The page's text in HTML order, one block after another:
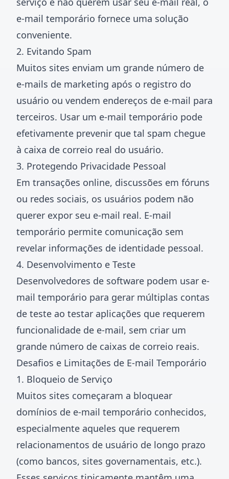
e-mail temporário fornece uma solução
conveniente.
2. Evitando Spam
Muitos sites enviam um grande número de
e-mails de marketing após o registro do
usuário ou vendem endereços de e-mail para
terceiros. Usar um e-mail temporário pode
efetivamente prevenir que tal spam chegue
à caixa de correio real do usuário.
3. Protegendo Privacidade Pessoal
Em transações online, discussões em fóruns
ou redes sociais, os usuários podem não
querer expor seu e-mail real. E-mail
temporário permite comunicação sem
revelar informações de identidade pessoal.
4. Desenvolvimento e Teste
Desenvolvedores de software podem usar e-
mail temporário para gerar múltiplas contas
de teste ao testar aplicações que requerem
funcionalidade de e-mail, sem criar um
grande número de caixas de correio reais.
Desafios e Limitações de E-mail Temporário
1. Bloqueio de Serviço
Muitos sites começaram a bloquear
domínios de e-mail temporário conhecidos,
especialmente aqueles que requerem
relacionamentos de usuário de longo prazo
(como bancos, sites governamentais, etc.).